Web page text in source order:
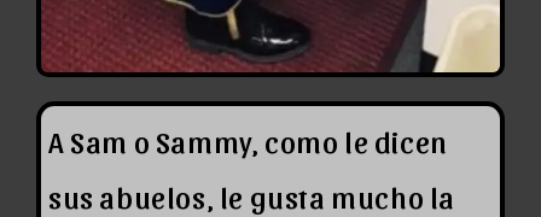
A Sam o Sammy, como le dicen
sus abuelos, le gusta mucho la